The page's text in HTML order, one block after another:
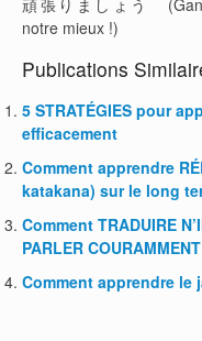
notre mieux !)
Publications
5 STRATÉGIES pour
efficacement
Comment apprendre
katakana) sur le long
Comment TRADUIRE
PARLER
Comment apprendre le